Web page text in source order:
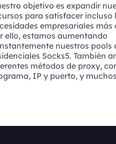
objetivo es expandir
para satisfacer incluso
empresariales más
ello, estamos aumentando
nuestros pools
Socks5. También
métodos de proxy,
IP y puerto, y